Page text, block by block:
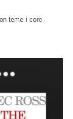
teme i core